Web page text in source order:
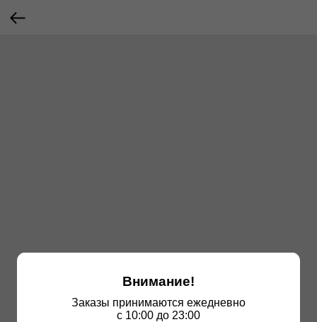
Внимание!
Заказы принимаются ежедневно
с 10:00 до 23:00